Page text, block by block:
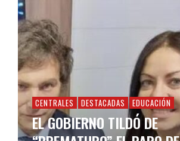
CENTRALES DESTACADAS EDUCACIÓN
EL GOBIERNO TILDÓ DE